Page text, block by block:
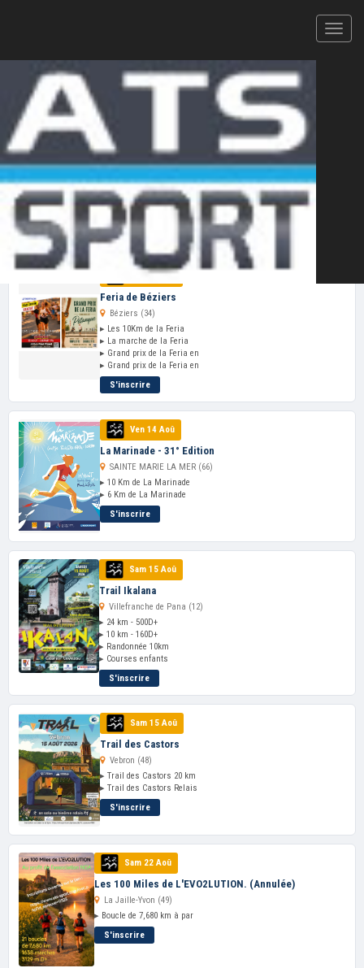
Votre plateforme d'inscription en ligne et de résultats
CHRONOMÉTRAGE ATS-SPORT — 2026
Cliquez ici pour ajouter votreépreuveau
calendrier ATS-Sport
VOS PROCHAINES COURSES
Mer 12 Aoû
Feria de Béziers
Béziers (34)
▸ Les 10Km de la Feria
▸ La marche de la Feria
▸ Grand prix de la Feria en
▸ Grand prix de la Feria en
S'inscrire
Ven 14 Aoû
La Marinade - 31° Edition
SAINTE MARIE LA MER (66)
▸ 10 Km de La Marinade
▸ 6 Km de La Marinade
S'inscrire
Sam 15 Aoû
Trail Ikalana
Villefranche de Pana (12)
▸ 24 km - 500D+
▸ 10 km - 160D+
▸ Randonnée 10km
▸ Courses enfants
S'inscrire
Sam 15 Aoû
Trail des Castors
Vebron (48)
▸ Trail des Castors 20 km
▸ Trail des Castors Relais
S'inscrire
Sam 22 Aoû
Les 100 Miles de L'EVO2LUTION. (Annulée)
La Jaille-Yvon (49)
▸ Boucle de 7,680 km à par
S'inscrire